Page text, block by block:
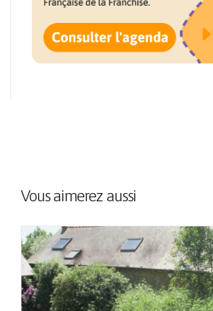
Vous aimerez aussi